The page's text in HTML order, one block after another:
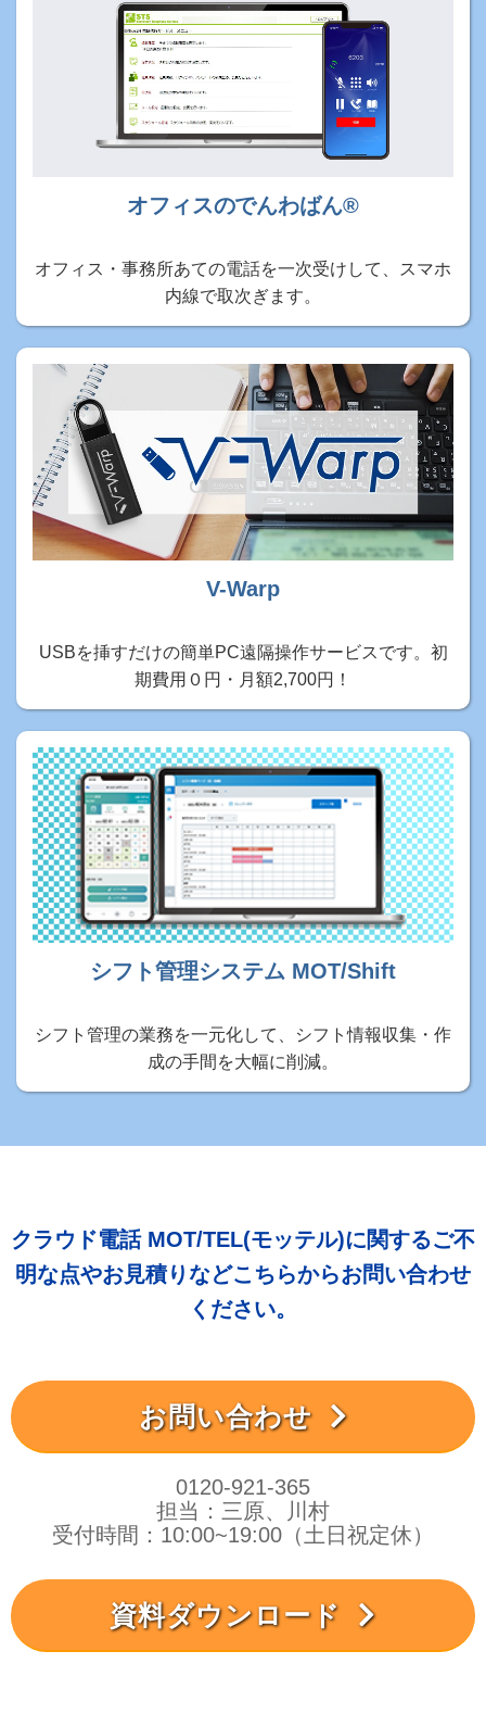
オフィスのでんわばん®
オフィス・事務所あての電話を一次受けして、スマホ
内線で取次ぎます。
V-Warp
USBを挿すだけの簡単PC遠隔操作サービスです。初
期費用０円・月額2,700円！
シフト管理システム MOT/Shift
シフト管理の業務を一元化して、シフト情報収集・作
成の手間を大幅に削減。
クラウド電話 MOT/TEL(モッテル)に関するご不
明な点やお見積りなどこちらからお問い合わせ
ください。
お問い合わせ
0120-921-365
担当：三原、川村
受付時間：10:00~19:00（土日祝定休）
資料ダウンロード